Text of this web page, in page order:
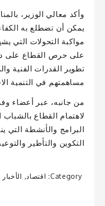
وأكد معالي الوزير،
يمكن أن تضطلع به
مواكبة التحولات التي
على حرص القطاع على
تطوير القدرات الفنية
مساهمتهم في التنمية
من جانبه، عبر أعضاء
لاهتمام القطاع
البرامج والأنشطة التي
التكوين والتأطير
Category: اقتصاد, الأخبار